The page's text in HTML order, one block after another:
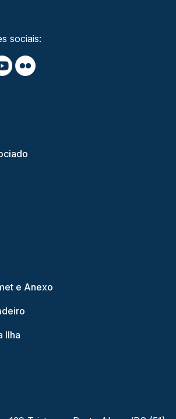
sociais:
e Anexo
Ilha